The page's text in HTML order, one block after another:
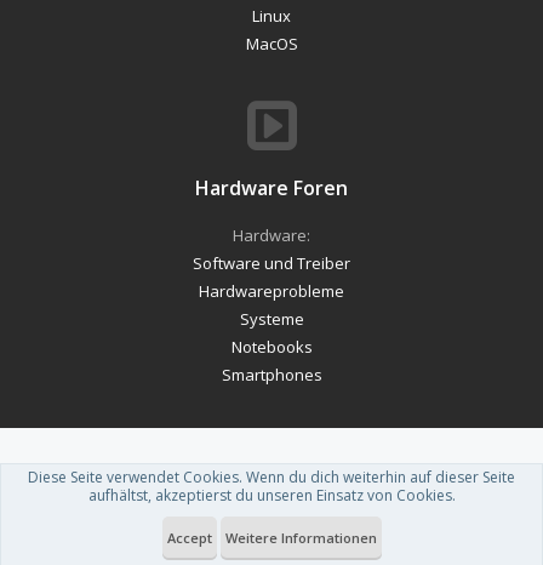
Linux
MacOS
Hardware Foren
Hardware:
Software und Treiber
Hardwareprobleme
Systeme
Notebooks
Smartphones
Forum software by XenForo™-Deutsch von xenDach
Theme designed by ThemeHouse.
Diese Seite verwendet Cookies. Wenn du dich weiterhin auf dieser Seite
aufhältst, akzeptierst du unseren Einsatz von Cookies.
Accept Weitere Informationen